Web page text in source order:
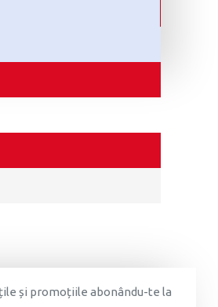
și promoțiile abonându-te la